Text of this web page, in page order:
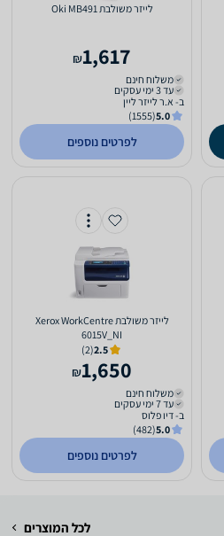
‏לייזר ‏משולבת Oki MB491
1,617
₪
משלוח חינם
עד 3 ימי עסקים
ב- א.ר לייזר ליין
5.0
(1555)
לפרטים נוספים
‏לייזר ‏משולבת Xerox WorkCentre
6015V_NI
2.5
(2)
1,650
₪
משלוח חינם
עד 7 ימי עסקים
ב- דיו פלוס
5.0
(482)
לפרטים נוספים
לכל המוצרים